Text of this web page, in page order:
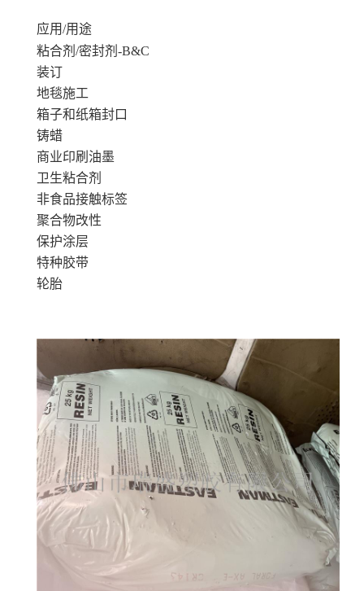
应用/用途
粘合剂/密封剂-B&C
装订
地毯施工
箱子和纸箱封口
铸蜡
商业印刷油墨
卫生粘合剂
非食品接触标签
聚合物改性
保护涂层
特种胶带
轮胎